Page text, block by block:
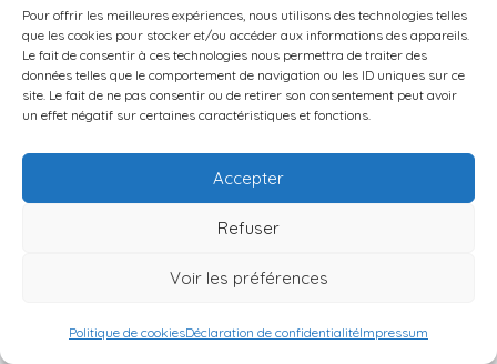
Pour offrir les meilleures expériences, nous utilisons des technologies telles
que les cookies pour stocker et/ou accéder aux informations des appareils.
Le fait de consentir à ces technologies nous permettra de traiter des
données telles que le comportement de navigation ou les ID uniques sur ce
site. Le fait de ne pas consentir ou de retirer son consentement peut avoir
un effet négatif sur certaines caractéristiques et fonctions.
Accepter
Refuser
Voir les préférences
Politique de cookiesDéclaration de confidentialitéImpressum
l’acquisition de biens familiaux ou la
location de longue durée.
Quartier en Développement
Prix médian attractif, offrant un bon
Quartier Périphérique